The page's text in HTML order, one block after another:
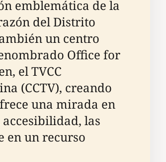
emblemática de la
del Distrito
un centro
Office for
el TVCC
(CCTV), creando
una mirada en
las
en un recurso